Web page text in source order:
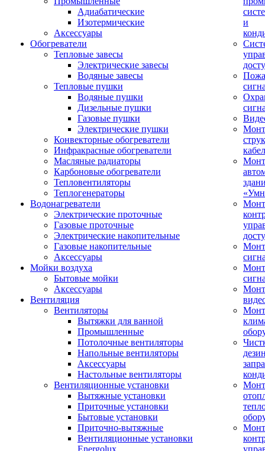
Адиабатические
Изотермические
Аксессуары
Обогреватели
Тепловые завесы
Электрические завесы
Водяные завесы
Тепловые пушки
Водяные пушки
Дизельные пушки
Газовые пушки
Электрические пушки
Конвекторные обогреватели
Инфракрасные обогреватели
Масляные радиаторы
Карбоновые обогреватели
Тепловентиляторы
Теплогенераторы
Водонагреватели
Электрические проточные
Газовые проточные
Электрические накопительные
Газовые накопительные
Аксессуары
Мойки воздуха
Бытовые мойки
Аксессуары
Вентиляция
Вентиляторы
Вытяжки для ванной
Промышленные
Потолочные вентиляторы
Напольные вентиляторы
Аксессуары
Настольные вентиляторы
Вентиляционные установки
Вытяжные установки
Приточные установки
Бытовые установки
Приточно-вытяжные
Вентиляционные установки
Energolux
и